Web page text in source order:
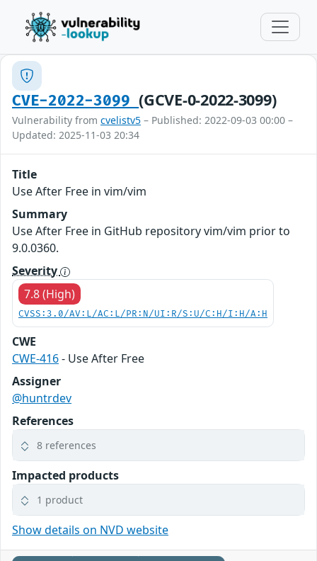
CVE-2022-3099(GCVE-0-2022-3099)
Vulnerability from cvelistv5 – Published: 2022-09-03 00:00 –
Updated: 2025-11-03 20:34
Title
Use After Free in vim/vim
Summary
Use After Free in GitHub repository vim/vim prior to
9.0.0360.
Severity
7.8 (High)
CVSS:3.0/AV:L/AC:L/PR:N/UI:R/S:U/C:H/I:H/A:H
CWE
CWE-416- Use After Free
Assigner
@huntrdev
References
8 references
Impacted products
1 product
Show details on NVD website